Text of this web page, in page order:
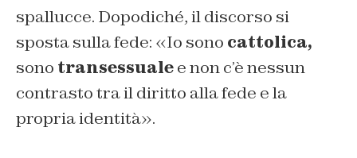
spallucce. Dopodiché, il discorso si
sposta sulla fede: «Io sono cattolica,
sono transessualee non c’è nessun
contrasto tra il diritto alla fede e la
propria identità».